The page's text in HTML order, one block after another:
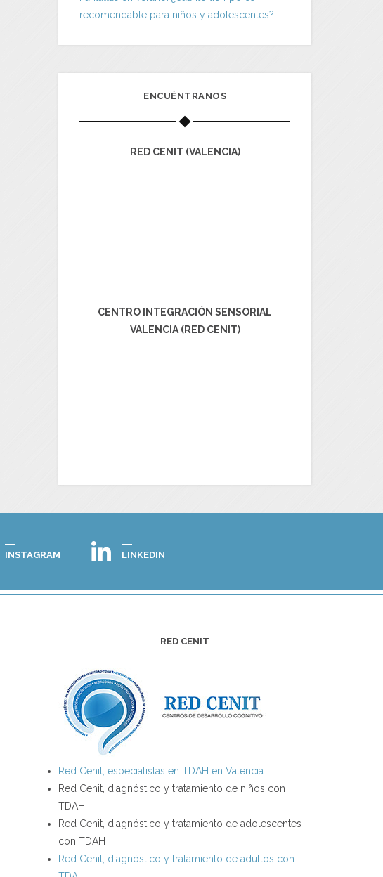
recomendable para niños y adolescentes?
ENCUÉNTRANOS
RED CENIT (VALENCIA)
CENTRO INTEGRACIÓN SENSORIAL
VALENCIA (RED CENIT)
INSTAGRAM LINKEDIN
RED CENIT
Red Cenit, especialistas en TDAH en Valencia
Red Cenit, diagnóstico y tratamiento de niños con
TDAH
Red Cenit, diagnóstico y tratamiento de adolescentes
con TDAH
Red Cenit, diagnóstico y tratamiento de adultos con